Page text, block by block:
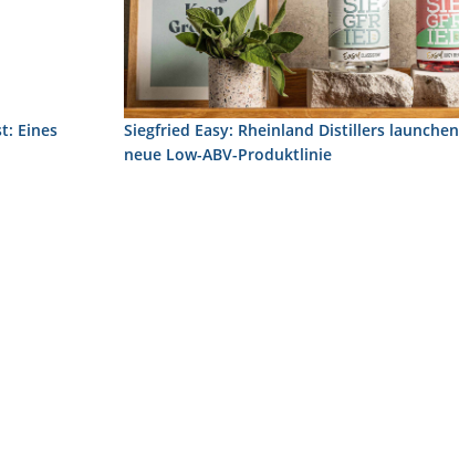
Eines
Siegfried Easy: Rheinland Distillers launchen
neue Low-ABV-Produktlinie